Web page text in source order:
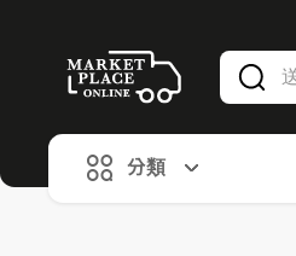
alid Until 30 June 2026
分類